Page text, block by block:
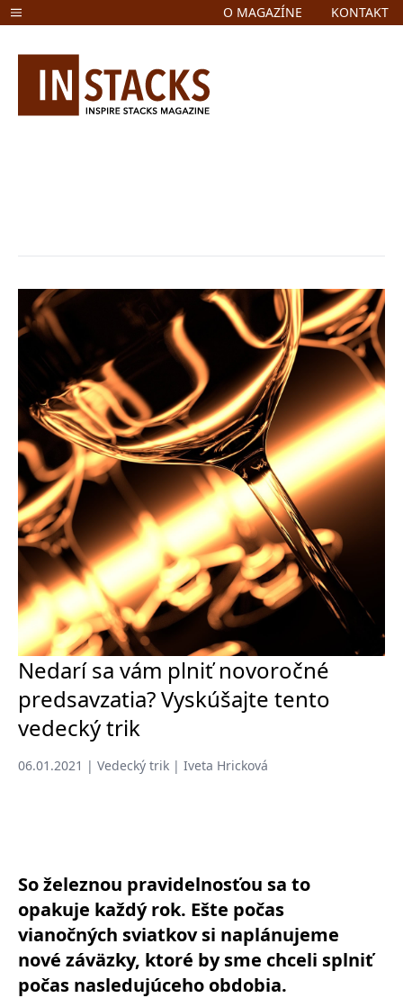
O MAGAZÍNE KONTAKT
Nedarí sa vám plniť novoročné
predsavzatia? Vyskúšajte tento
vedecký trik
06.01.2021 | Vedecký trik | Iveta Hricková
So železnou pravidelnosťou sa to
opakuje každý rok. Ešte počas
vianočných sviatkov si naplánujeme
nové záväzky, ktoré by sme chceli splniť
počas nasledujúceho obdobia.